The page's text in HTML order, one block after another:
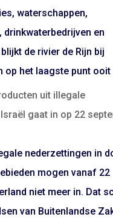
waterschappen,
drinkwaterbedrijven en
de rivier de Rijn bij
op het laagste punt ooit
uit illegale
gaat in op 22
nederzettingen in
mogen vanaf 22
niet meer in. Dat
van Buitenlandse